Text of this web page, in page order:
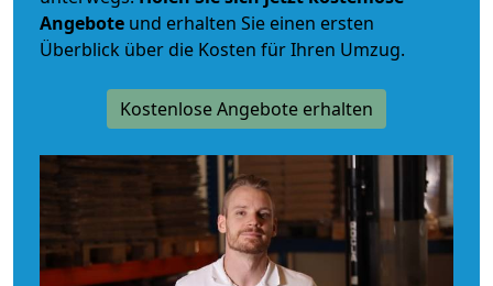
Angebote und erhalten Sie einen ersten
Überblick über die Kosten für Ihren Umzug.
Kostenlose Angebote erhalten